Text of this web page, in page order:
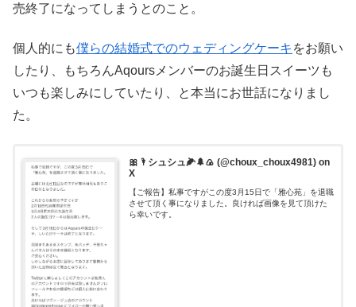
売終了になってしまうとのこと。
個人的にも僕らの結婚式でのウェディングケーキ をお願い
したり、もちろんAqoursメンバーのお誕生日スイーツも
いつも楽しみにしていたり、と本当にお世話になりまし
た。
🎀🌂シュシュ🌽🌲🍙 (@choux_choux4981) on
X
【ご報告】私事ですがこの度3月15日で「雅心苑」を退職
させて頂く事になりました。良ければ画像を見て頂けた
ら幸いです。